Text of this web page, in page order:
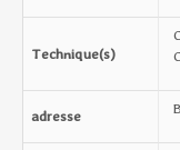
Technique(s)
adresse